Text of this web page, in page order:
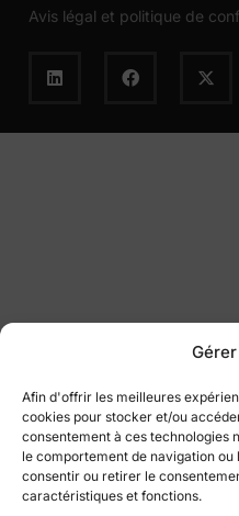
Afin d'offrir les meilleures
cookies pour stocker et/ou
consentement à ces technologies
le comportement de navigation ou
consentir ou retirer le
caractéristiques et fonctions.
Avis légal et politique de